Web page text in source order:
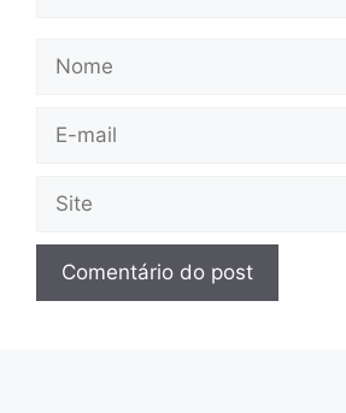
Nome
E-
Site